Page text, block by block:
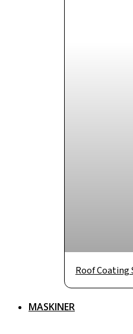
Roof Coating
MASKINER